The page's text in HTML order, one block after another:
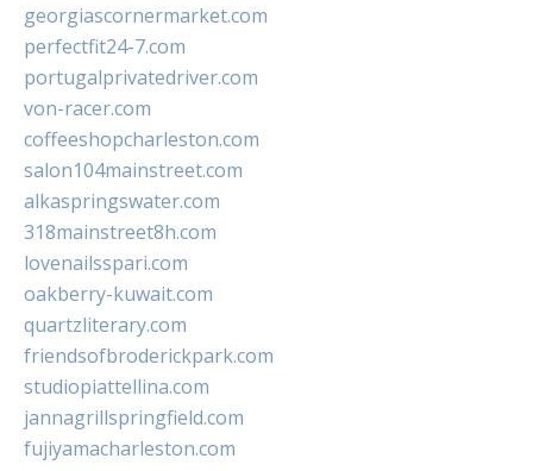
georgiascornermarket.com
perfectfit24-7.com
portugalprivatedriver.com
von-racer.com
coffeeshopcharleston.com
salon104mainstreet.com
alkaspringswater.com
318mainstreet8h.com
lovenailsspari.com
oakberry-kuwait.com
quartzliterary.com
friendsofbroderickpark.com
studiopiattellina.com
jannagrillspringfield.com
fujiyamacharleston.com